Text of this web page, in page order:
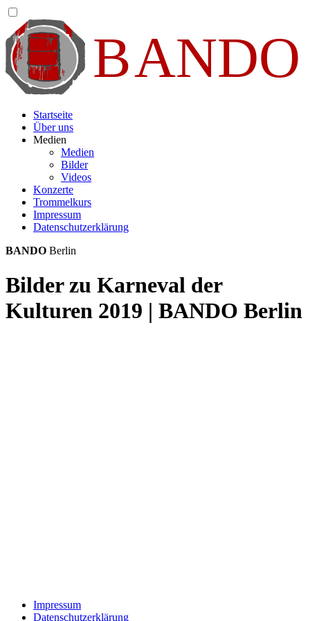
Startseite
Über uns
Medien
Medien
Bilder
Videos
Konzerte
Trommelkurs
Impressum
Datenschutzerklärung
BANDO Berlin
Bilder zu Karneval der
Kulturen 2019 | BANDO Berlin
Impressum
Datenschutzerklärung